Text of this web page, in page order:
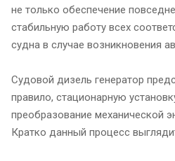
не только обеспечение
стабильную работу всех
судна в случае возникновения
Судовой дизель генератор
правило, стационарную
преобразование механической
Кратко данный процесс